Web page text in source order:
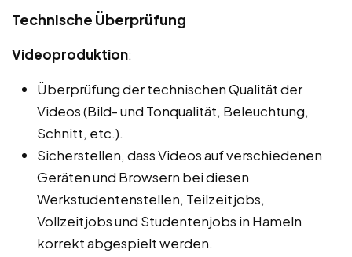
Technische Überprüfung
Videoproduktion:
Überprüfung der technischen Qualität der
Videos (Bild- und Tonqualität, Beleuchtung,
Schnitt, etc.).
Sicherstellen, dass Videos auf verschiedenen
Geräten und Browsern bei diesen
Werkstudentenstellen, Teilzeitjobs,
Vollzeitjobs und Studentenjobs in Hameln
korrekt abgespielt werden.